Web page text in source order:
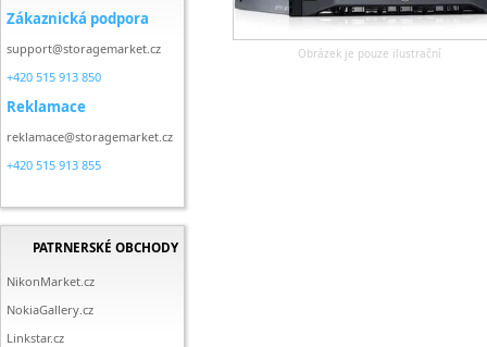
Zákaznická podpora
support@storagemarket.cz
+420 515 913 850
Reklamace
reklamace@storagemarket.cz
+420 515 913 855
PATRNERSKÉ OBCHODY
NikonMarket.cz
NokiaGallery.cz
Linkstar.cz
Obrázek je pouze ilustrační